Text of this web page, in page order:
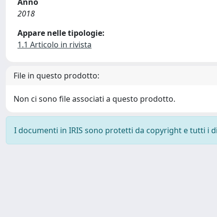
2018
Appare nelle tipologie:
1.1 Articolo in rivista
File in questo prodotto:
Non ci sono file associati a questo prodotto.
I documenti in IRIS sono protetti da copyright e tutti i